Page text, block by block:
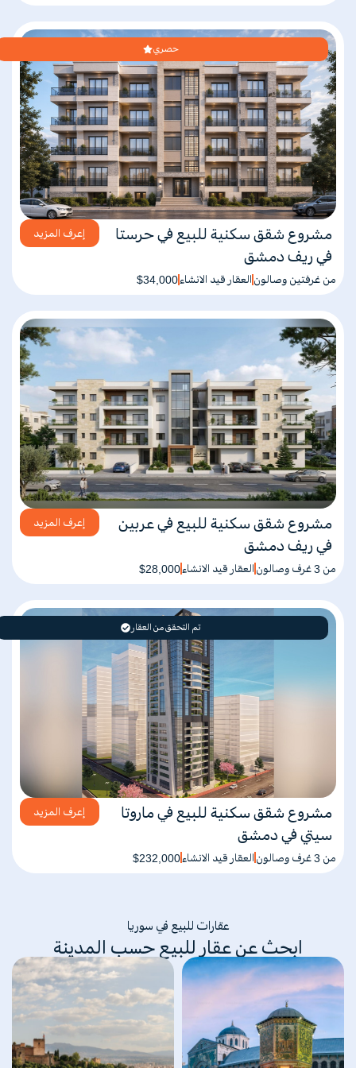
حصري
إعرف المزيد
مشروع شقق سكنية للبيع في حرستا
في ريف دمشق
من غرفتين وصالونالعقار قيد الانشاء$34,000
إعرف المزيد
مشروع شقق سكنية للبيع في عربين
في ريف دمشق
من 3 غرف وصالون العقار قيد الانشاء$28,000
تم التحقق من العقار
إعرف المزيد
مشروع شقق سكنية للبيع في ماروتا
سيتي في دمشق
من 3 غرف وصالون العقار قيد الانشاء$232,000
عقارات للبيع في سوريا
ابحث عن عقار للبيع حسب المدينة